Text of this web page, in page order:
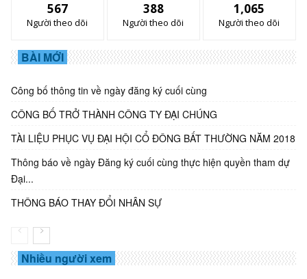
567
Người theo dõi
388
Người theo dõi
1,065
Người theo dõi
BÀI MỚI
Công bố thông tin về ngày đăng ký cuối cùng
CÔNG BỐ TRỞ THÀNH CÔNG TY ĐẠI CHÚNG
TÀI LIỆU PHỤC VỤ ĐẠI HỘI CỔ ĐÔNG BẤT THƯỜNG NĂM 2018
Thông báo về ngày Đăng ký cuối cùng thực hiện quyền tham dự
Đại...
THÔNG BÁO THAY ĐỔI NHÂN SỰ
Nhiều người xem